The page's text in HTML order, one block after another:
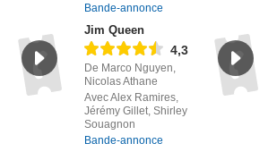
Bande-annonce
Jim Queen
4,3
De Marco Nguyen,
Nicolas Athane
Avec Alex Ramires,
Jérémy Gillet, Shirley
Souagnon
Bande-annonce